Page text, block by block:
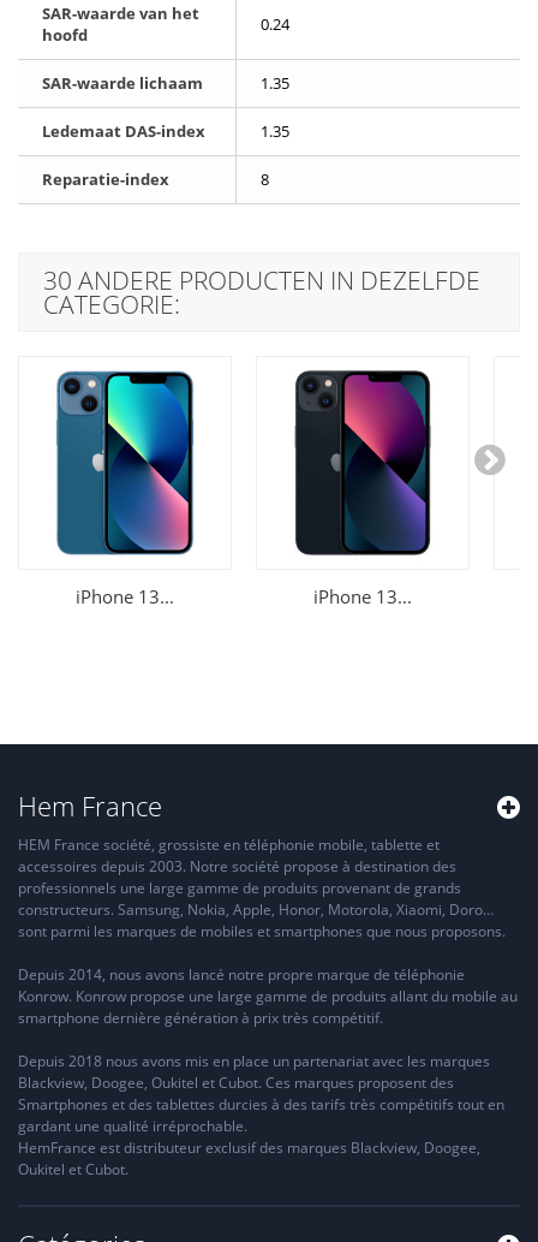
SAR-waarde van het
hoofd
0.24
SAR-waarde lichaam 1.35
Ledemaat DAS-index 1.35
Reparatie-index 8
30 ANDERE PRODUCTEN IN DEZELFDE
CATEGORIE:
iPhone 13... iPhone 13...
Hem France
HEM France société, grossiste en téléphonie mobile, tablette et
accessoires depuis 2003. Notre société propose à destination des
professionnels une large gamme de produits provenant de grands
constructeurs. Samsung, Nokia, Apple, Honor, Motorola, Xiaomi, Doro…
sont parmi les marques de mobiles et smartphones que nous proposons.
Depuis 2014, nous avons lancé notre propre marque de téléphonie
Konrow. Konrow propose une large gamme de produits allant du mobile au
smartphone dernière génération à prix très compétitif.
Depuis 2018 nous avons mis en place un partenariat avec les marques
Blackview, Doogee, Oukitel et Cubot. Ces marques proposent des
Smartphones et des tablettes durcies à des tarifs très compétitifs tout en
gardant une qualité irréprochable.
HemFrance est distributeur exclusif des marques Blackview, Doogee,
Oukitel et Cubot.